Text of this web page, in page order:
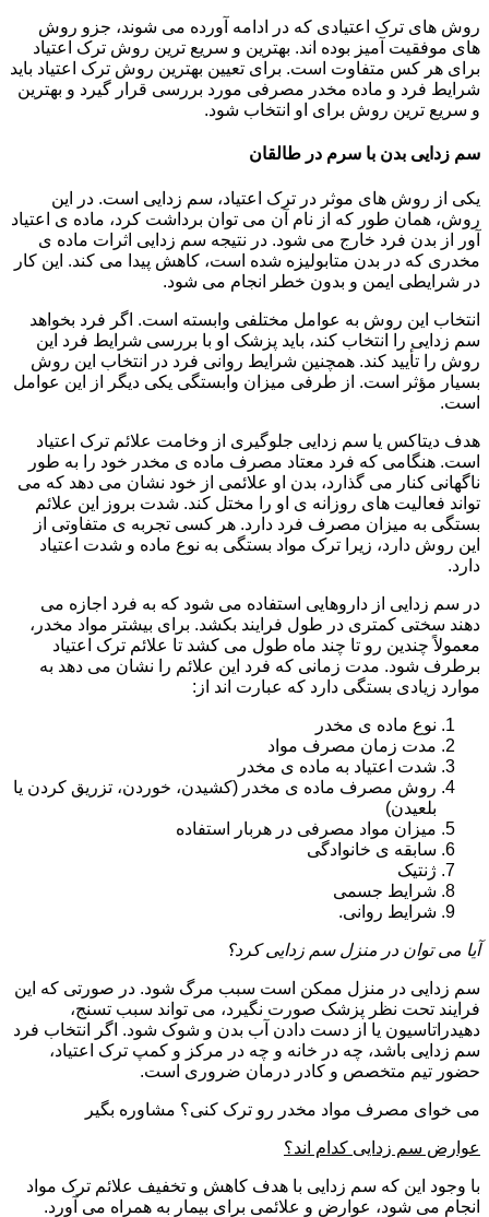
روش های ترک اعتیادی که در ادامه آورده می شوند، جزو روش
های موفقیت آمیز بوده اند. بهترین و سریع ترین روش ترک اعتیاد
برای هر کس متفاوت است. برای تعیین بهترین روش ترک اعتیاد باید
شرایط فرد و ماده مخدر مصرفی مورد بررسی قرار گیرد و بهترین
و سریع ترین روش برای او انتخاب شود.
سم زدایی بدن با سرم در طالقان
یکی از روش های موثر در ترک اعتیاد، سم زدایی است. در این
روش، همان طور که از نام آن می توان برداشت کرد، ماده ی اعتیاد
آور از بدن فرد خارج می شود. در نتیجه سم زدایی اثرات ماده ی
مخدری که در بدن متابولیزه شده است، کاهش پیدا می کند. این کار
در شرایطی ایمن و بدون خطر انجام می شود.
انتخاب این روش به عوامل مختلفی وابسته است. اگر فرد بخواهد
سم زدایی را انتخاب کند، باید پزشک او با بررسی شرایط فرد این
روش را تأیید کند. همچنین شرایط روانی فرد در انتخاب این روش
بسیار مؤثر است. از طرفی میزان وابستگی یکی دیگر از این عوامل
است.
هدف دیتاکس یا سم زدایی جلوگیری از وخامت علائم ترک اعتیاد
است. هنگامی که فرد معتاد مصرف ماده ی مخدر خود را به طور
ناگهانی کنار می گذارد، بدن او علائمی از خود نشان می دهد که می
تواند فعالیت های روزانه ی او را مختل کند. شدت بروز این علائم
بستگی به میزان مصرف فرد دارد. هر کسی تجربه ی متفاوتی از
این روش دارد، زیرا ترک مواد بستگی به نوع ماده و شدت اعتیاد
دارد.
در سم زدایی از داروهایی استفاده می شود که به فرد اجازه می
دهند سختی کمتری در طول فرایند بکشد. برای بیشتر مواد مخدر،
معمولاً چندین رو تا چند ماه طول می کشد تا علائم ترک اعتیاد
برطرف شود. مدت زمانی که فرد این علائم را نشان می دهد به
موارد زیادی بستگی دارد که عبارت اند از:
نوع ماده ی مخدر
مدت زمان مصرف مواد
شدت اعتیاد به ماده ی مخدر
روش مصرف ماده ی مخدر (کشیدن، خوردن، تزریق کردن یا
بلعیدن)
میزان مواد مصرفی در هربار استفاده
سابقه ی خانوادگی
ژنتیک
شرایط جسمی
شرایط روانی.
آیا می توان در منزل سم زدایی کرد؟
سم زدایی در منزل ممکن است سبب مرگ شود. در صورتی که این
فرایند تحت نظر پزشک صورت نگیرد، می تواند سبب تسنج،
دهیدراتاسیون یا از دست دادن آب بدن و شوک شود. اگر انتخاب فرد
سم زدایی باشد، چه در خانه و چه در مرکز و کمپ ترک اعتیاد،
حضور تیم متخصص و کادر درمان ضروری است.
می خوای مصرف مواد مخدر رو ترک کنی؟ مشاوره بگیر
عوارض سم زدایی کدام اند؟
با وجود این که سم زدایی با هدف کاهش و تخفیف علائم ترک مواد
انجام می شود، عوارض و علائمی برای بیمار به همراه می آورد.